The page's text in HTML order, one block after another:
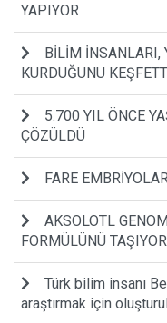
YAPIYOR
BİLİM İNSANLARI,
KURDUĞUNU
5.700 YIL ÖNCE
ÇÖZÜLDÜ
FARE
AKSOLOTL
FORMÜLÜNÜ TAŞIYOR
Türk bilim insanı
araştırmak için